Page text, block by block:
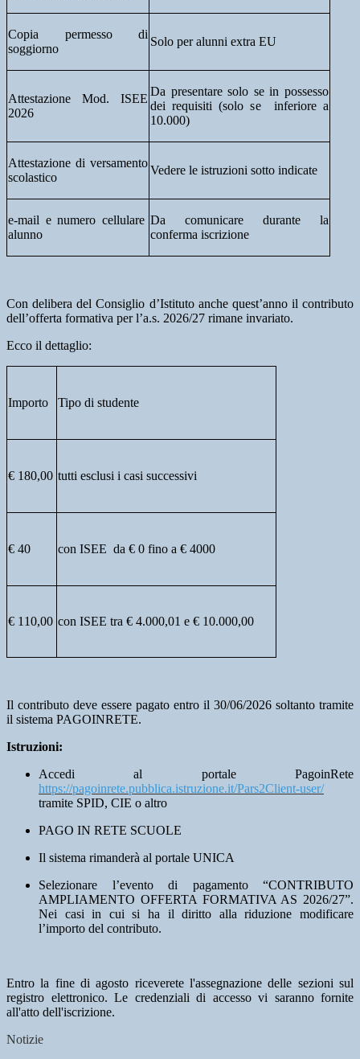
Copia permesso di
soggiorno
Solo per alunni extra EU
Attestazione Mod. ISEE
2026
Da presentare solo se in possesso
dei requisiti (solo se inferiore a
10.000)
Attestazione di versamento
scolastico
Vedere le istruzioni sotto indicate
e-mail e numero cellulare
alunno
Da comunicare durante la
conferma iscrizione
Con delibera del Consiglio d’Istituto anche quest’anno il contributo
dell’offerta formativa per l’a.s. 2026/27 rimane invariato.
Ecco il dettaglio:
Importo Tipo di studente
€ 180,00 tutti esclusi i casi successivi
€ 40 con ISEE da € 0 fino a € 4000
€ 110,00 con ISEE tra € 4.000,01 e € 10.000,00
Il contributo deve essere pagato entro il 30/06/2026 soltanto tramite
il sistema PAGOINRETE.
Istruzioni:
Accedi al portale PagoinRete
https://pagoinrete.pubblica.istruzione.it/Pars2Client-user/
tramite SPID, CIE o altro
PAGO IN RETE SCUOLE
Il sistema rimanderà al portale UNICA
Selezionare l’evento di pagamento “CONTRIBUTO
AMPLIAMENTO OFFERTA FORMATIVA AS 2026/27”.
Nei casi in cui si ha il diritto alla riduzione modificare
l’importo del contributo.
Entro la fine di agosto riceverete l'assegnazione delle sezioni sul
registro elettronico. Le credenziali di accesso vi saranno fornite
all'atto dell'iscrizione.
Notizie